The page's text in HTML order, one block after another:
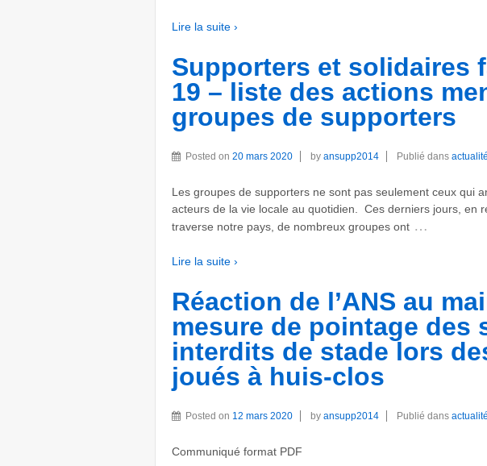
Lire la suite ›
Supporters et solidaires
19 – liste des actions
groupes de supporters
Posted on 20 mars 2020 by ansupp2014 Publié dans actualité
Les groupes de supporters ne sont pas seulement ceux qui
acteurs de la vie locale au quotidien. Ces derniers jours, en
traverse notre pays, de nombreux groupes ont …
Lire la suite ›
Réaction de l’ANS au
mesure de pointage des
interdits de stade lors
joués à huis-clos
Posted on 12 mars 2020 by ansupp2014 Publié dans actualité
Communiqué format PDF